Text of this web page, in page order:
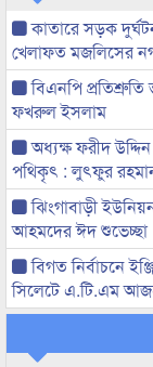
কাতারে সড়ক
খেলাফত মজলিসের
বিএনপি প্রতিশ্রুতি
ফখরুল ইসলাম
অধ্যক্ষ ফরীদ
পথিকৃৎ : লুৎফুর
ঝিংগাবাড়ী
আহমদের ঈদ শুভেচ্ছা
বিগত নির্বাচনে
সিলেটে এ.টি.এম